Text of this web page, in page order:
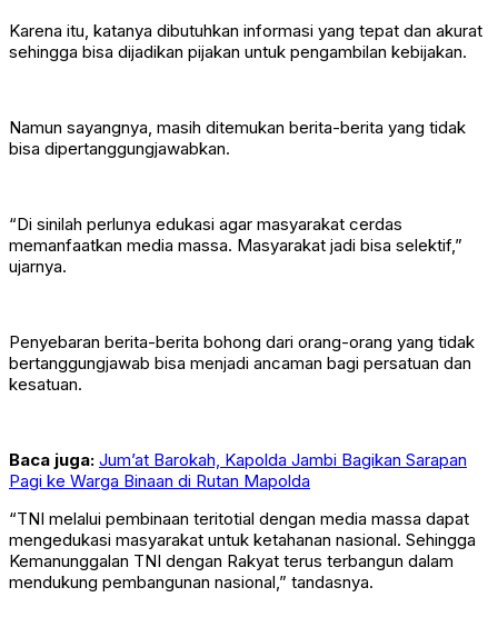
Karena itu, katanya dibutuhkan informasi yang tepat dan akurat
sehingga bisa dijadikan pijakan untuk pengambilan kebijakan.
Namun sayangnya, masih ditemukan berita-berita yang tidak
bisa dipertanggungjawabkan.
“Di sinilah perlunya edukasi agar masyarakat cerdas
memanfaatkan media massa. Masyarakat jadi bisa selektif,”
ujarnya.
Penyebaran berita-berita bohong dari orang-orang yang tidak
bertanggungjawab bisa menjadi ancaman bagi persatuan dan
kesatuan.
Baca juga: Jum’at Barokah, Kapolda Jambi Bagikan Sarapan
Pagi ke Warga Binaan di Rutan Mapolda
“TNI melalui pembinaan teritotial dengan media massa dapat
mengedukasi masyarakat untuk ketahanan nasional. Sehingga
Kemanunggalan TNI dengan Rakyat terus terbangun dalam
mendukung pembangunan nasional,” tandasnya.